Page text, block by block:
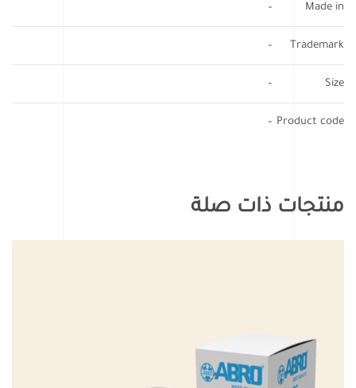
Made in
–
Trademark
–
Size
–
Product code
–
منتجات ذات صلة